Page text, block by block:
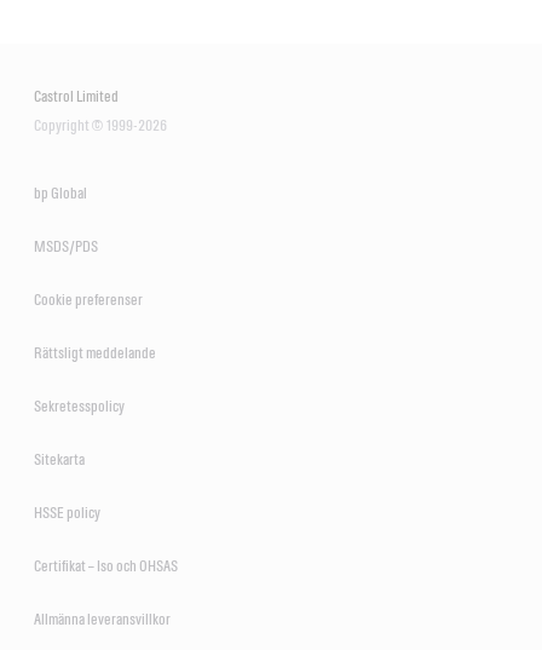
Litiumbaserat smörjfett avsett för smörjning av en mängd olika
strukturella stabilitet gör det extra lämpat för användning i de
inom de gränser som specificerats.
Castrol Limited
Copyright © 1999-2026
bp Global
MSDS/PDS
Cookie preferenser
Rättsligt meddelande
Sekretesspolicy
Sitekarta
HSSE policy
Certifikat – Iso och OHSAS
Allmänna leveransvillkor